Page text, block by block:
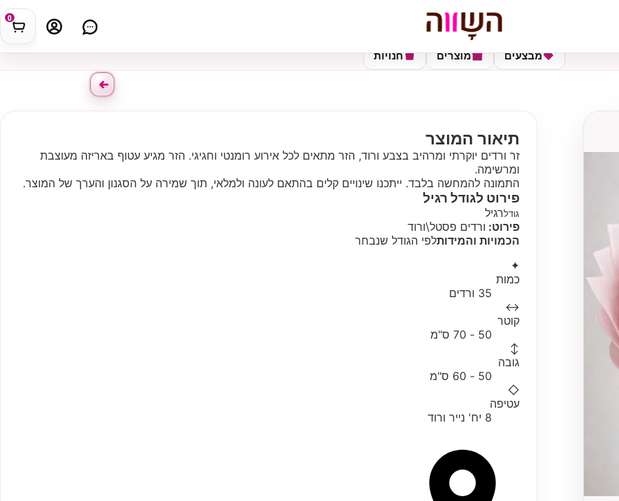
0
חנויות מוצרים מבצעים
תיאור המוצר
זר ורדים יוקרתי ומרהיב בצבע ורוד, הזר מתאים לכל אירוע רומנטי וחגיגי. הזר מגיע עטוף באריזה מעוצבת
ומרשימה.
התמונה להמחשה בלבד. ייתכנו שינויים קלים בהתאם לעונה ולמלאי, תוך שמירה על הסגנון והערך של המוצר.
פירוט לגודל רגיל
גודלרגיל
פירוט: ורדים פסטל\ורוד
הכמויות והמידותלפי הגודל שנבחר
✦
כמות
35 ורדים
↔
קוטר
50 - 70 ס"מ
↕
גובה
50 - 60 ס"מ
◇
עטיפה
8 יח' נייר ורוד